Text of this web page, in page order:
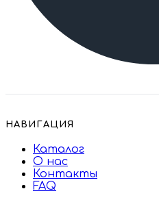
НАВИГАЦИЯ
Каталог
О нас
Контакты
FAQ